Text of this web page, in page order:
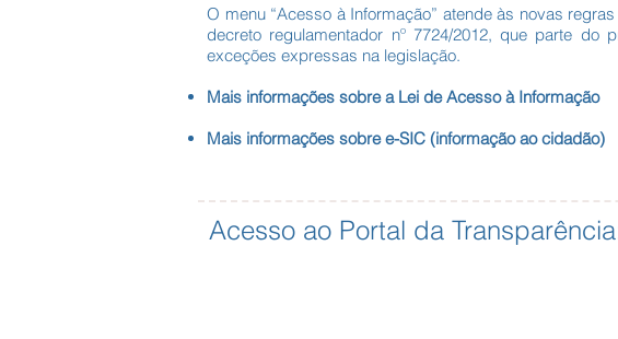
O menu “Acesso à Informação” atende às novas
decreto regulamentador nº 7724/2012, que parte
exceções expressas na legislação.
Mais informações sobre a Lei de Acesso à Informação
Mais informações sobre e-SIC (informação ao cidadão)
Acesso ao Portal da